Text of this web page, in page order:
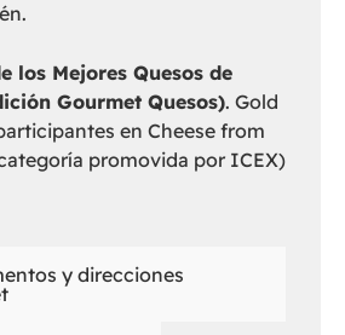
los Mejores Quesos de
Gourmet Quesos). Gold
en Cheese from
promovida por ICEX)
y direcciones